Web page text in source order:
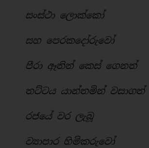
සංස්ථා ලොක්කෝ
සහ පෙරකදෝරුවෝ
පීරා ඈතින් කෙස් ගෙනත්
තට්ටය යාන්තමින් වසාගත්
රජයේ වර ලැබූ
ව්‍යාපාර හිමිකරුවෝ